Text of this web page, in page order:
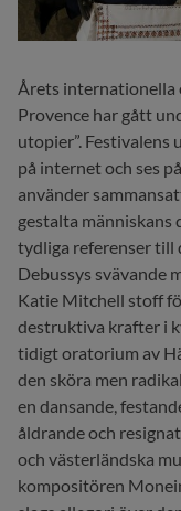
Årets internationella
Provence har gått
utopier”. Festivalens
på internet och ses
använder
gestalta människans
tydliga referenser till
Debussys svävande
Katie Mitchell stoff
destruktiva krafter i
tidigt oratorium av
den sköra men
en dansande,
åldrande och
och västerländska
kompositören